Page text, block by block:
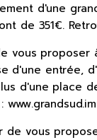
d'une
de 351€.
vous
d'une entrée,
d'une place
de vous